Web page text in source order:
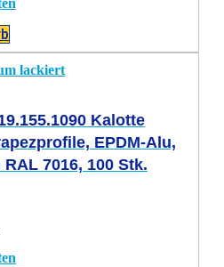
Kalotte
EPDM-Alu,
7016, 100 Stk.